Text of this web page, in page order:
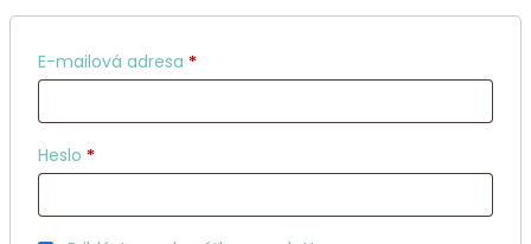
E-mailová adresa *Povinné
Heslo *Povinné